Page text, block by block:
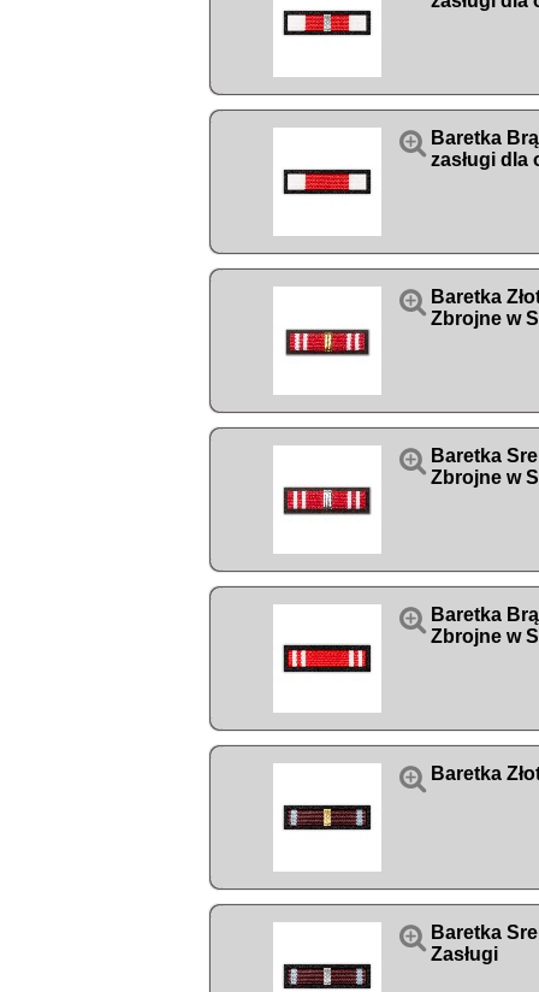
 Baretka
zasługi
 Baretka
Zbrojne w
 Baretka
Zbrojne w
 Baretka
Zbrojne w
 Baretka
 Baretka
Zasługi